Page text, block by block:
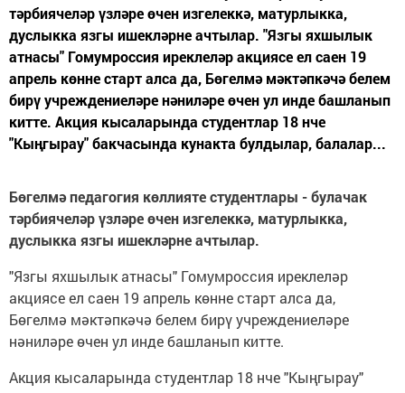
тәрбиячеләр үзләре өчен изгелеккә, матурлыкка,
дуслыкка язгы ишекләрне ачтылар. "Язгы яхшылык
атнасы" Гомумроссия иреклеләр акциясе ел саен 19
апрель көнне старт алса да, Бөгелмә мәктәпкәчә белем
бирү учреждениеләре нәниләре өчен ул инде башланып
китте. Акция кысаларында студентлар 18 нче
"Кыңгырау" бакчасында кунакта булдылар, балалар...
Бөгелмә педагогия көллияте студентлары - булачак
тәрбиячеләр үзләре өчен изгелеккә, матурлыкка,
дуслыкка язгы ишекләрне ачтылар.
"Язгы яхшылык атнасы" Гомумроссия иреклеләр
акциясе ел саен 19 апрель көнне старт алса да,
Бөгелмә мәктәпкәчә белем бирү учреждениеләре
нәниләре өчен ул инде башланып китте.
Акция кысаларында студентлар 18 нче "Кыңгырау"